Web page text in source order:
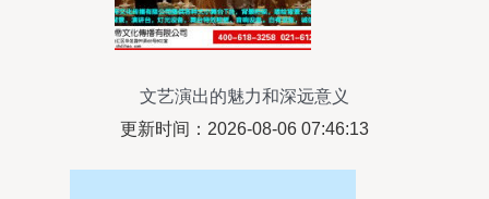
文艺演出的魅力和深远意义
更新时间：2026-08-06 07:46:13